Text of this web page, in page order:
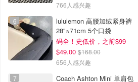
766人感兴趣
lululemon 高腰加绒紧身裤
28"≈71cm 5个口袋
码全！史低价，之前$99
$49.00 $168.00
656人感兴趣
Coach Ashton Mini 单肩包